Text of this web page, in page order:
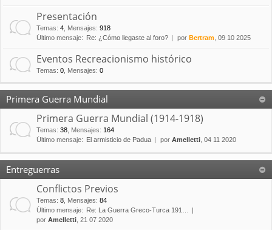
Presentación
Temas: 4 Mensajes: 918
Último mensaje:
Re: ¿Cómo llegaste al foro? por Bertram , 09 10 2025
Eventos Recreacionismo histórico
Temas: 0 Mensajes: 0
Primera Guerra Mundial
Primera Guerra Mundial (1914-1918)
Temas: 38 Mensajes: 164
Último mensaje:
El armisticio de Padua por Amelletti , 04 11 2020
Entreguerras
Conflictos Previos
Temas: 8 Mensajes: 84
Último mensaje:
Re: La Guerra Greco-Turca 191…
por Amelletti , 21 07 2020